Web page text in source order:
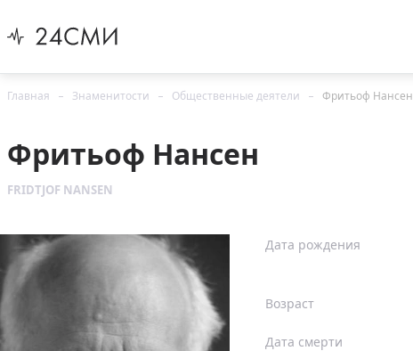
Главная Знаменитости Общественные деятели Фритьоф Нансен
Фритьоф Нансен
FRIDTJOF NANSEN
Дата рождения
Возраст
Дата смерти